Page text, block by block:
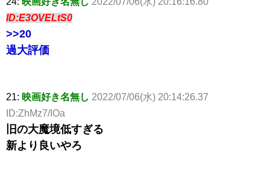
ID:E3OVELtS0
>>20
過大評価
21: 映画好き名無し 2022/07/06(水) 20:14:26.37
ID:ZhMz7/IOa
旧の大魔境低すぎる
新より良いやろ